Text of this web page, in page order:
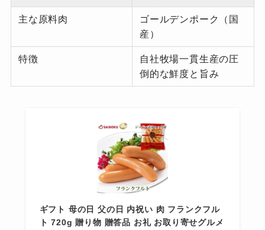
主な原料肉
ゴールデンポーク（国
産）
特徴
自社牧場一貫生産の圧
倒的な鮮度と旨み
ギフト 母の日 父の日 内祝い 肉 フランクフル
ト 720g 贈り物 贈答品 お礼 お取り寄せグルメ